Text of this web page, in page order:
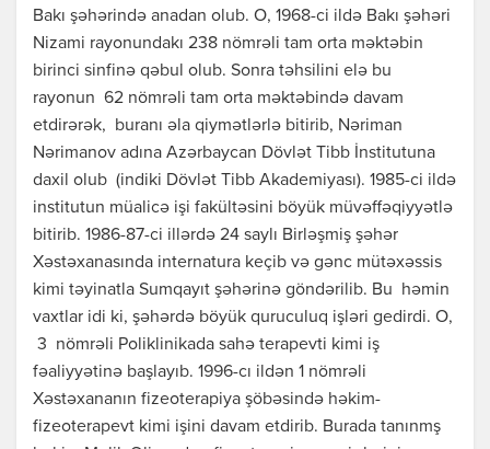
Bakı şəhərində anadan olub. O, 1968-ci ildə Bakı şəhəri
Nizami rayonundakı 238 nömrəli tam orta məktəbin
birinci sinfinə qəbul olub. Sonra təhsilini elə bu
rayonun 62 nömrəli tam orta məktəbində davam
etdirərək, buranı əla qiymətlərlə bitirib, Nəriman
Nərimanov adına Azərbaycan Dövlət Tibb İnstitutuna
daxil olub (indiki Dövlət Tibb Akademiyası). 1985-ci ildə
institutun müalicə işi fakültəsini böyük müvəffəqiyyətlə
bitirib. 1986-87-ci illərdə 24 saylı Birləşmiş şəhər
Xəstəxanasında internatura keçib və gənc mütəxəssis
kimi təyinatla Sumqayıt şəhərinə göndərilib. Bu həmin
vaxtlar idi ki, şəhərdə böyük quruculuq işləri gedirdi. O,
3 nömrəli Poliklinikada sahə terapevti kimi iş
fəaliyyətinə başlayıb. 1996-cı ildən 1 nömrəli
Xəstəxananın fizeoterapiya şöbəsində həkim-
fizeoterapevt kimi işini davam etdirib. Burada tanınmş